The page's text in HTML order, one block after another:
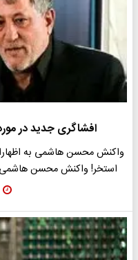
افشاگری جدید در
واکنش محسن هاشمی به
استخر! واکنش محسن هاشمی